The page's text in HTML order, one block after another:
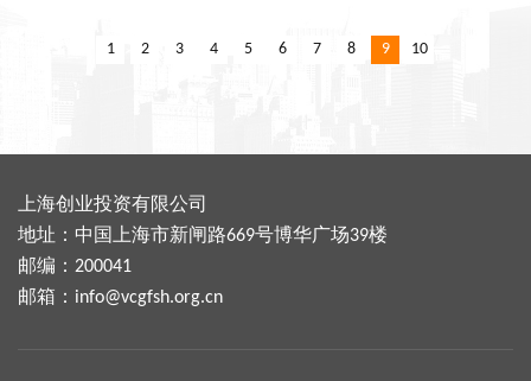
1 2 3 4 5 6 7 8 9 10
上海创业投资有限公司
地址：中国上海市新闸路669号博华广场39楼
邮编：200041
邮箱： info@vcgfsh.org.cn